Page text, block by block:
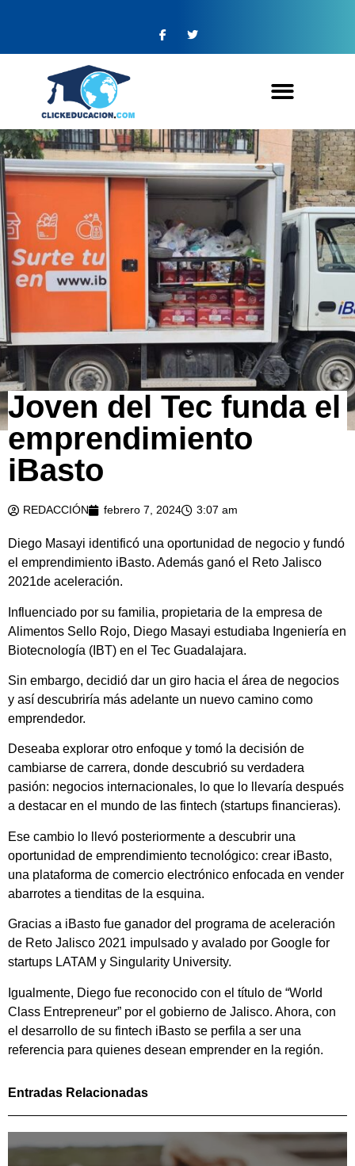
Joven del Tec funda el
emprendimiento
iBasto
REDACCIÓN febrero 7, 2024 3:07 am
Diego Masayi identificó una oportunidad de negocio y fundó
el emprendimiento iBasto. Además ganó el Reto Jalisco
2021de aceleración.
Influenciado por su familia, propietaria de la empresa de
Alimentos Sello Rojo, Diego Masayi estudiaba Ingeniería en
Biotecnología (IBT) en el Tec Guadalajara.
Sin embargo, decidió dar un giro hacia el área de negocios
y así descubriría más adelante un nuevo camino como
emprendedor.
Deseaba explorar otro enfoque y tomó la decisión de
cambiarse de carrera, donde descubrió su verdadera
pasión: negocios internacionales, lo que lo llevaría después
a destacar en el mundo de las fintech (startups financieras).
Ese cambio lo llevó posteriormente a descubrir una
oportunidad de emprendimiento tecnológico: crear iBasto,
una plataforma de comercio electrónico enfocada en vender
abarrotes a tienditas de la esquina.
Gracias a iBasto fue ganador del programa de aceleración
de Reto Jalisco 2021 impulsado y avalado por Google for
startups LATAM y Singularity University.
Igualmente, Diego fue reconocido con el título de “World
Class Entrepreneur” por el gobierno de Jalisco. Ahora, con
el desarrollo de su fintech iBasto se perfila a ser una
referencia para quienes desean emprender en la región.
Entradas Relacionadas